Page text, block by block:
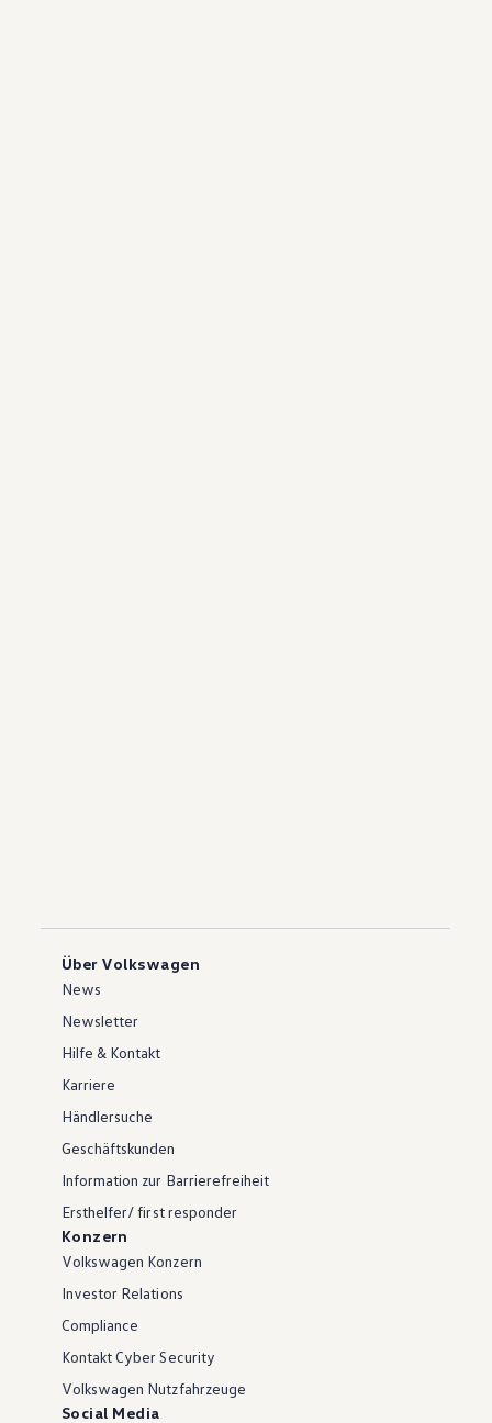
Über Volkswagen
News
Newsletter
Hilfe & Kontakt
Karriere
Händlersuche
Geschäftskunden
Information zur Barrierefreiheit
Ersthelfer/ first responder
Konzern
Volkswagen Konzern
Investor Relations
Compliance
Kontakt Cyber Security
Volkswagen Nutzfahrzeuge
Social Media